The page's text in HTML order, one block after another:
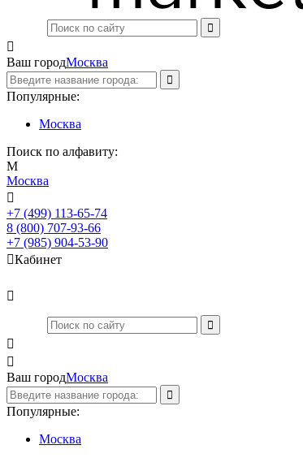

Ваш городМосква
Популярные:
Москва
Поиск по алфавиту:
М
Москва

+7 (499) 113-65-74
8 (800) 707-93-66
+7 (985) 904-53-90
Кабинет



Ваш городМосква
Популярные:
Москва